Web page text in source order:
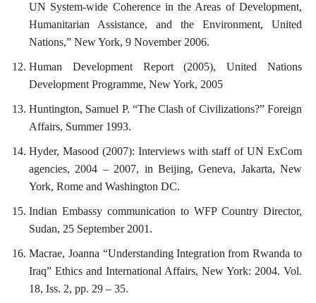
UN System-wide Coherence in the Areas of Development,
Humanitarian Assistance, and the Environment, United
Nations,” New York, 9 November 2006.
Human Development Report (2005), United Nations
Development Programme, New York, 2005
Huntington, Samuel P. “The Clash of Civilizations?” Foreign
Affairs, Summer 1993.
Hyder, Masood (2007): Interviews with staff of UN ExCom
agencies, 2004 – 2007, in Beijing, Geneva, Jakarta, New
York, Rome and Washington DC.
Indian Embassy communication to WFP Country Director,
Sudan, 25 September 2001.
Macrae, Joanna “Understanding Integration from Rwanda to
Iraq” Ethics and International Affairs, New York: 2004. Vol.
18, Iss. 2, pp. 29 – 35.